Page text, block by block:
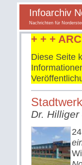
Infoarchiv
Nachrichten für
+ + +
Diese Seite
Dr.